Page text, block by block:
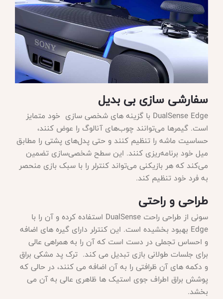
سفارشی سازی بی بدیل
DualSense Edge با گزینه های شخصی سازی خود متمایز
است. گیمرها می‌توانند چوب‌های آنالوگ را عوض کنند،
حساسیت ماشه را تنظیم کنند و حتی پدل‌های پشتی را مطابق
میل خود برنامه‌ریزی کنند. این سطح شخصی‌سازی تضمین
می‌کند که هر بازیکنی می‌تواند کنترلر را با سبک بازی منحصر
به فرد خود تنظیم کند.
طراحی و راحتی
سونی از طراحی راحت
DualSense استفاده کرده و آن را با
Edge بهبود بخشیده است. این کنترلر دارای گیره های اضافه
و احساس تجملی در دست است که آن را به همراهی عالی
برای جلسات طولانی بازی تبدیل می کند. ترک پد مشکی براق
و دکمه های آن ظرافتی را به آن اضافه می کنند، در حالی که
پوشش براق اطراف جوی استیک ها ظاهری عالی به آن می
بخشد.